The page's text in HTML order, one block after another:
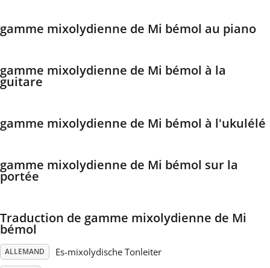
Italiano
日本語
gamme mixolydienne de Mi bémol au piano
gamme mixolydienne de Mi bémol à la
guitare
gamme mixolydienne de Mi bémol à l'ukulélé
gamme mixolydienne de Mi bémol sur la
portée
Traduction de gamme mixolydienne de Mi
bémol
ALLEMAND Es-mixolydische Tonleiter